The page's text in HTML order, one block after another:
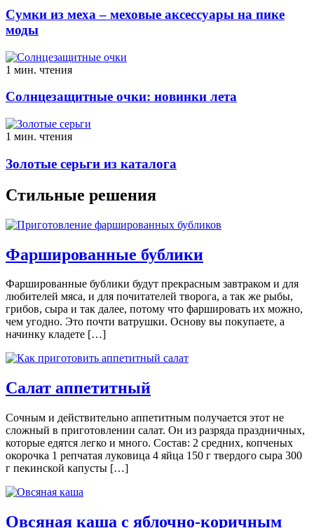
Сумки из меха – меховые аксессуары на пике
моды
1 мин. чтения
Солнцезащитные очки: новинки лета
1 мин. чтения
Золотые серьги из каталога
Стильные решения
Фаршированные бублики
Фаршированные бублики будут прекрасным завтраком и для
любителей мяса, и для почитателей творога, а так же рыбы,
грибов, сыра и так далее, потому что фаршировать их можно,
чем угодно. Это почти ватрушки. Основу вы покупаете, а
начинку кладете […]
Салат аппетитный
Сочным и действительно аппетитным получается этот не
сложный в приготовлении салат. Он из разряда праздничных,
которые едятся легко и много. Состав: 2 средних, копченых
окорочка 1 репчатая луковица 4 яйца 150 г твердого сыра 300
г пекинской капусты […]
Овсяная каша с яблочно-коричным